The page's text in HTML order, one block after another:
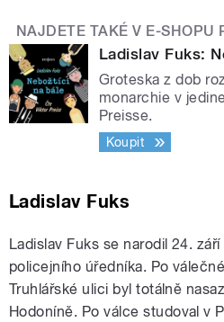
NAJDETE TAKÉ V E-SHOPU
Ladislav Fuks:
Groteska z dob
monarchie v
Preisse.
Koupit
Ladislav Fuks
Ladislav Fuks se narodil 24.
policejního úředníka. Po
Truhlářské ulici byl totálně
Hodoníně. Po válce studoval v